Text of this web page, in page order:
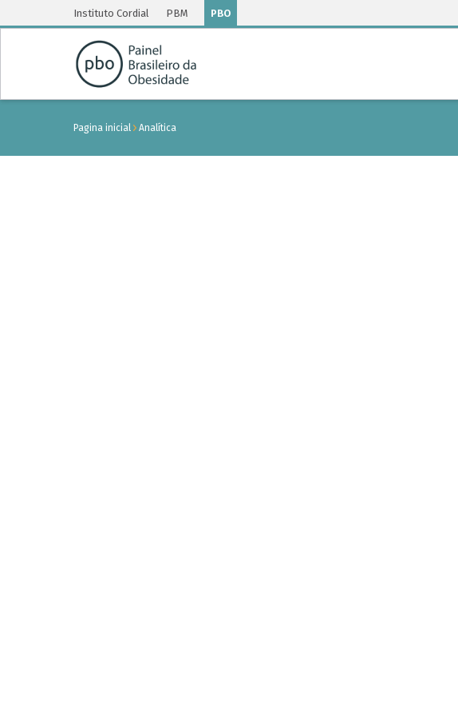
Instituto Cordial PBM PBO
Pagina inicial Analítica